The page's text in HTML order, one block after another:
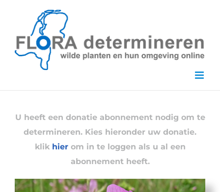
content
U heeft een donatie abonnement nodig om te
determineren. Kies hieronder uw donatie.
klik hierom in te loggen als u al een
abonnement heeft.